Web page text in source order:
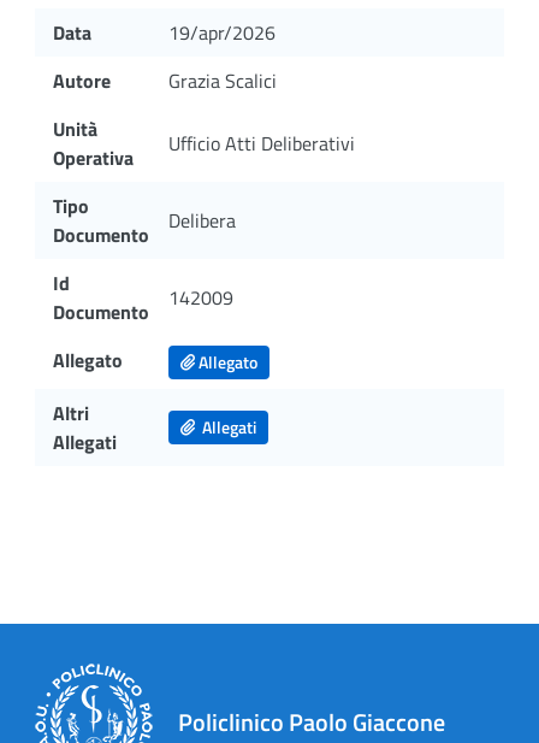
Data
19/apr/2026
Autore
Grazia Scalici
Unità
Operativa
Ufficio Atti Deliberativi
Tipo
Documento
Delibera
Id
Documento
142009
Allegato Allegato
Altri
Allegati
Allegati
Policlinico Paolo Giaccone